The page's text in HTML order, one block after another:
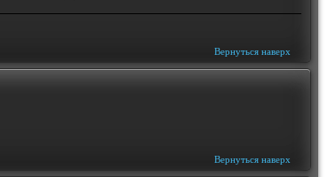
Вернуться наверх
Вернуться наверх